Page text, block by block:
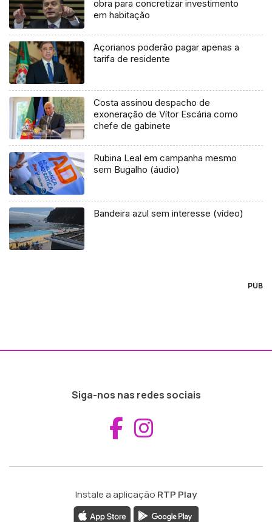
obra para concretizar investimento
em habitação
Açorianos poderão pagar apenas a
tarifa de residente
Costa assinou despacho de
exoneração de Vítor Escária como
chefe de gabinete
Rubina Leal em campanha mesmo
sem Bugalho (áudio)
Bandeira azul sem interesse (vídeo)
PUB
Siga-nos nas redes sociais
Aceder ao
Instale a aplicação RTP Play